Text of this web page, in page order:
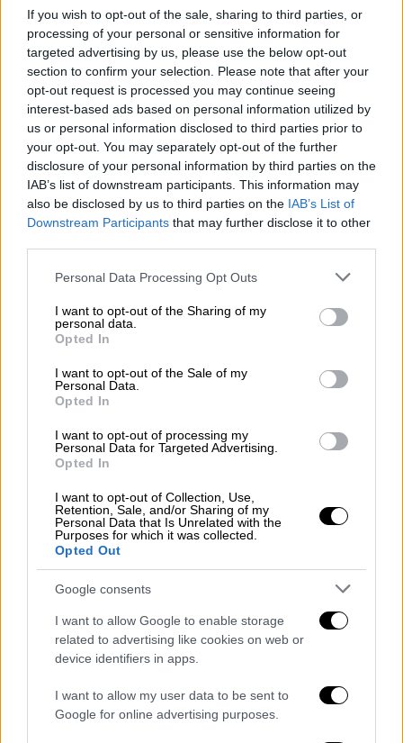
If you wish to opt-out of the sale, sharing to third parties, or
processing of your personal or sensitive information for
targeted advertising by us, please use the below opt-out
section to confirm your selection. Please note that after your
opt-out request is processed you may continue seeing
interest-based ads based on personal information utilized by
us or personal information disclosed to third parties prior to
your opt-out. You may separately opt-out of the further
disclosure of your personal information by third parties on the
IAB’s list of downstream participants. This information may
also be disclosed by us to third parties on the IAB’s List of
Downstream Participants that may further disclose it to other
Please note that this website/app uses one or more Google
not limited to your visit or usage behaviour. You may click to
grant or deny consent to Google and its third-party tags to
use your data for below specified purposes in below Google
consent section.
Personal Data Processing Opt Outs
I want to opt-out of the Sharing of my
personal data.
Opted In
I want to opt-out of the Sale of my
Personal Data.
Opted In
I want to opt-out of processing my
Personal Data for Targeted Advertising.
Opted In
I want to opt-out of Collection, Use,
Retention, Sale, and/or Sharing of my
Personal Data that Is Unrelated with the
Purposes for which it was collected.
Opted Out
Google consents
I want to allow Google to enable storage
related to advertising like cookies on web or
device identifiers in apps.
I want to allow my user data to be sent to
Google for online advertising purposes.
ιδιαίτερα αισθητή και στην Αττική.
Τοεπίκεντροτης δόνησης εντοπίζεται στη
ΒόρειαΕύβοια, νότια του Προκοπίου, και
σύμφωνα με την εκτίμηση ήταν μεγέθους
Ρίχτερ.
Σεισμός 4,8 Ρίχτερ στην Εύβοια
Ακολούθησαν 5 μετασεισμοί
Ευρωμεσογειακό Σεισμολογικό Κέντρο,
ακολούθησαν άλλες πέντε σεισμικές
δονήσεις, με τη μεγαλύτερη να υπολογίζεται
στα 5,2 Ρίχτερ.
Μπαράζ σεισμικών δονήσεων στην Εύβοια
Εκτεταμένες κατολισθήσεις στην